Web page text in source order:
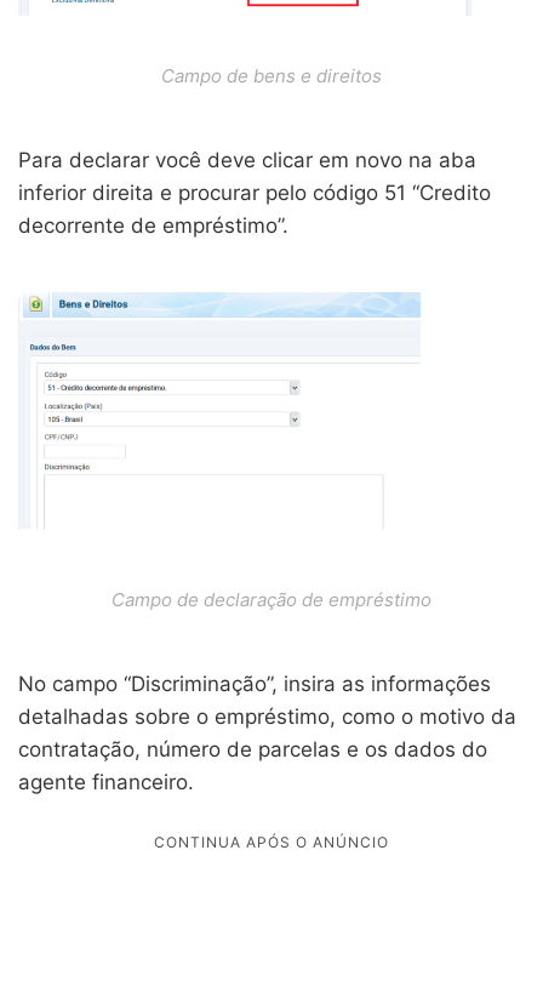
Campo de bens e direitos
Para declarar você deve clicar em novo na aba
inferior direita e procurar pelo código 51 “Credito
decorrente de empréstimo”.
Campo de declaração de empréstimo
No campo “Discriminação”, insira as informações
detalhadas sobre o empréstimo, como o motivo da
contratação, número de parcelas e os dados do
agente financeiro.